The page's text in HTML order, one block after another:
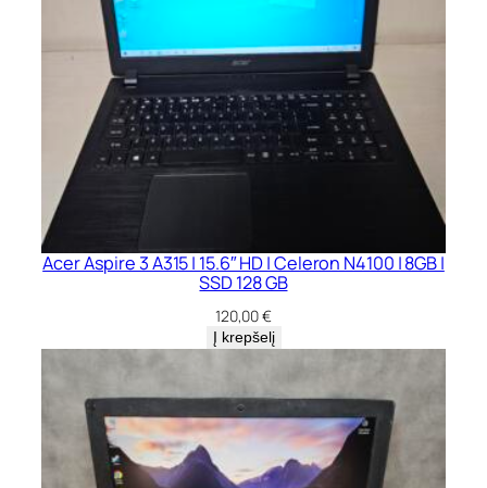
Acer Aspire 3 A315 | 15.6″ HD | Celeron N4100 | 8GB |
SSD 128 GB
120,00€
Į krepšelį